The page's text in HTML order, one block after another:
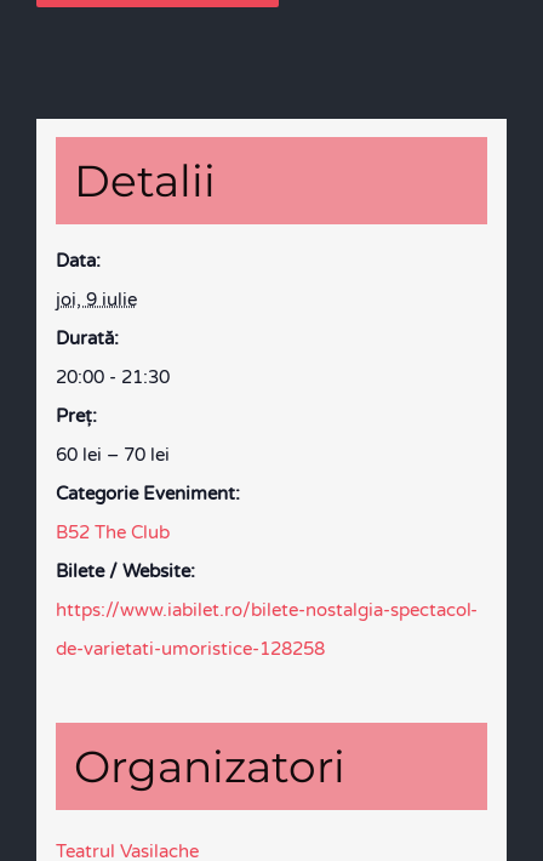
Detalii
Data:
joi, 9 iulie
Durată:
20:00 - 21:30
Preţ:
60 lei – 70 lei
Categorie Eveniment:
B52 The Club
Bilete / Website:
https://www.iabilet.ro/bilete-nostalgia-spectacol-
de-varietati-umoristice-128258
Organizatori
Teatrul Vasilache